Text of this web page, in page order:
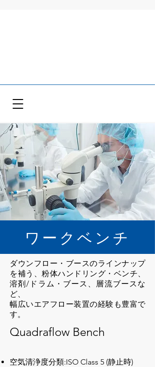
ワークベンチ
ダウンフロー・ブースのラインナップ
を補う、粉体ハンドリング・ベンチ、
溶剤/ドラム・ブース、層流ブースな
ど、
幅広いエアフロー装置の経験も豊富で
す。
Quadraflow Bench
空気清浄度分類:ISO Class 5 (静止時)